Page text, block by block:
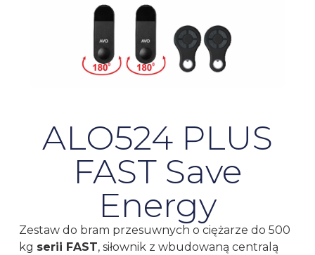
ALO524 PLUS
FAST Save
Energy
Zestaw do bram przesuwnych o ciężarze do 500
kg serii FAST, siłownik z wbudowaną centralą